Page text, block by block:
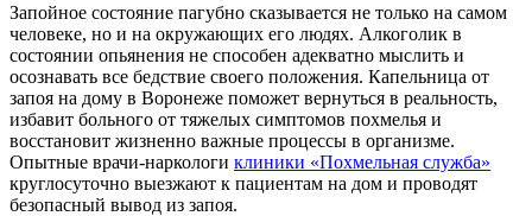
Запойное состояние пагубно сказывается не только на самом
человеке, но и на окружающих его людях. Алкоголик в
состоянии опьянения не способен адекватно мыслить и
осознавать все бедствие своего положения. Капельница от
запоя на дому в Воронеже поможет вернуться в реальность,
избавит больного от тяжелых симптомов похмелья и
восстановит жизненно важные процессы в организме.
Опытные врачи-наркологи клиники «Похмельная служба»
круглосуточно выезжают к пациентам на дом и проводят
безопасный вывод из запоя.